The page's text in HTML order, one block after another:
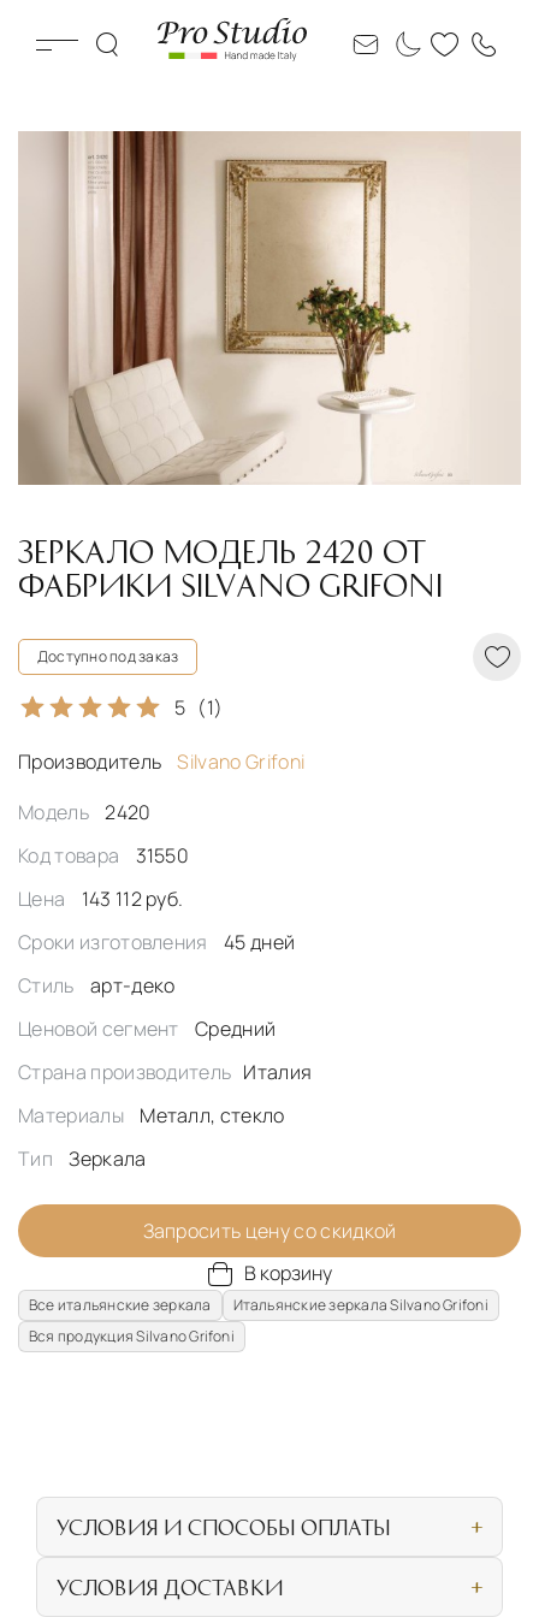
ЗЕРКАЛО МОДЕЛЬ 2420 ОТ
ФАБРИКИ SILVANO GRIFONI
Доступно под заказ
5 (1)
Производитель
Silvano Grifoni
Модель
2420
Код товара
31550
Цена
143 112 руб.
Сроки изготовления
45 дней
Стиль
арт-деко
Ценовой сегмент
Средний
Страна производитель Италия
Материалы
Металл, стекло
Тип
Зеркала
Запросить цену со скидкой
В корзину
Все итальянские зеркала
Итальянские зеркала Silvano Grifoni
Вся продукция Silvano Grifoni
УСЛОВИЯ И СПОСОБЫ ОПЛАТЫ
личном посещении нашего салона
УСЛОВИЯ ДОСТАВКИ